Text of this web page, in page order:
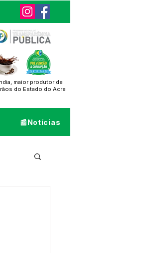
maior produtor de
do Estado do Acre
📰Notícias